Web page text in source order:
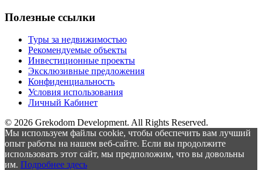
Полезные ссылки
Туры за недвижимостью
Рекомендуемые объекты
Инвестиционные проекты
Эксклюзивные предложения
Конфиденциальность
Условия использования
Личный Кабинет
© 2026 Grekodom Development. All Rights Reserved.
Мы используем файлы cookie, чтобы обеспечить вам лучший
опыт работы на нашем веб-сайте. Если вы продолжите
использовать этот сайт, мы предположим, что вы довольны
им. Подробнее здесь